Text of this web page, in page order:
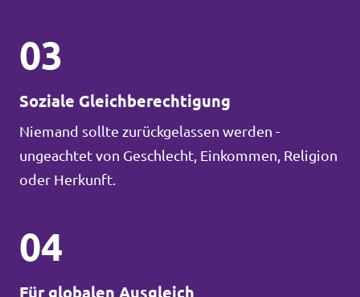
03
Soziale Gleichberechtigung
Niemand sollte zurückgelassen werden -
ungeachtet von Geschlecht, Einkommen, Religion
oder Herkunft.
04
Für globalen Ausgleich